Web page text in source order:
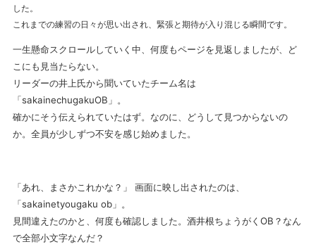
した。
これまでの練習の日々が思い出され、緊張と期待が入り混じる瞬間です。
一生懸命スクロールしていく中、何度もページを見返しましたが、ど
こにも見当たらない。
リーダーの井上氏から聞いていたチーム名は
「sakainechugakuOB」。
確かにそう伝えられていたはず。なのに、どうして見つからないの
か。全員が少しずつ不安を感じ始めました。
「あれ、まさかこれかな？」 画面に映し出されたのは、
「sakainetyougaku ob」。
見間違えたのかと、何度も確認しました。酒井根ちょうがくOB？なん
で全部小文字なんだ？